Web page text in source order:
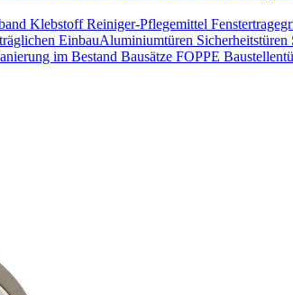
Klebstoff Reiniger-Pflegemittel
Einbau​Aluminiumtüren Sicherheitstüren
im Bestand Bausätze FOPPE